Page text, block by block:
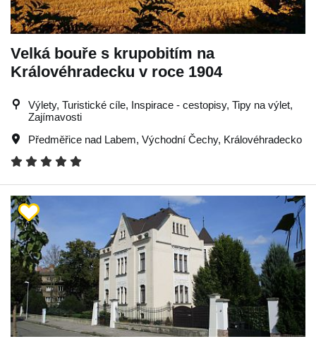
Velká bouře s krupobitím na
Královéhradecku v roce 1904
Výlety, Turistické cíle, Inspirace - cestopisy, Tipy na výlet,
Zajímavosti
Předměřice nad Labem, Východní Čechy, Královéhradecko